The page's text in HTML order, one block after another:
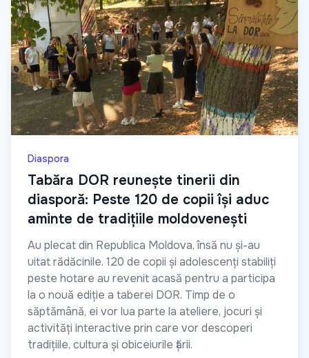
Diaspora
Tabăra DOR reunește tinerii din
diasporă: Peste 120 de copii își aduc
aminte de tradițiile moldovenești
Au plecat din Republica Moldova, însă nu și-au
uitat rădăcinile. 120 de copii și adolescenți stabiliți
peste hotare au revenit acasă pentru a participa
la o nouă ediție a taberei DOR. Timp de o
săptămână, ei vor lua parte la ateliere, jocuri și
activități interactive prin care vor descoperi
tradițiile, cultura și obiceiurile țării.